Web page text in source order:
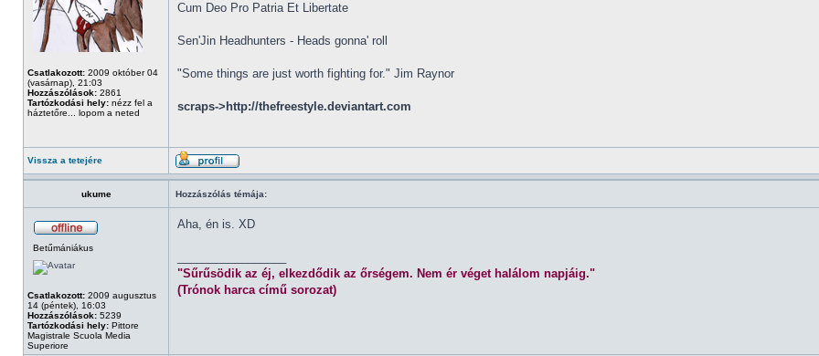
Csatlakozott: 2009 október 04
(vasárnap), 21:03
Hozzászólások: 2861
Tartózkodási hely: nézz fel a
háztetőre... lopom a neted
Cum Deo Pro Patria Et Libertate
Sen'Jin Headhunters - Heads gonna' roll
"Some things are just worth fighting for." Jim Raynor
scraps->http://thefreestyle.deviantart.com
Vissza a tetejére
ukume Hozzászólás témája:
Betűmániákus
Csatlakozott: 2009 augusztus
14 (péntek), 16:03
Hozzászólások: 5239
Tartózkodási hely: Pittore
Magistrale Scuola Media
Superiore
Aha, én is. XD
"Sűrűsödik az éj, elkezdődik az őrségem. Nem ér véget halálom napjáig."
(Trónok harca című sorozat)